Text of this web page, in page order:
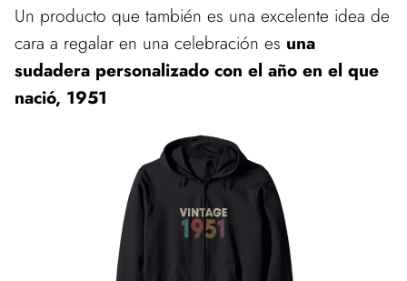
Un producto que también es una excelente idea de
cara a regalar en una celebración es una
sudadera personalizado con el año en el que
nació, 1951